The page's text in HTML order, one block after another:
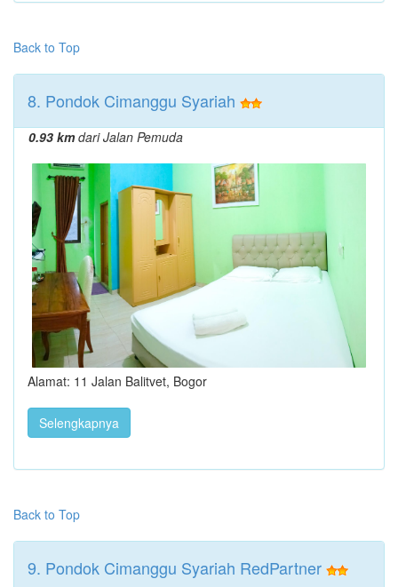
Back to Top
8. Pondok Cimanggu Syariah
0.93 kmdari Jalan Pemuda
Alamat: 11 Jalan Balitvet, Bogor
Selengkapnya
Back to Top
9. Pondok Cimanggu Syariah RedPartner